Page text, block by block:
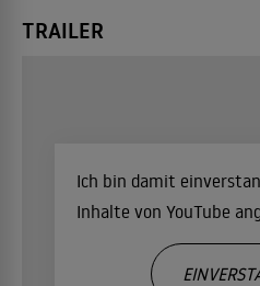
TRAILER
Ich bin damit
Inhalte von YouTube